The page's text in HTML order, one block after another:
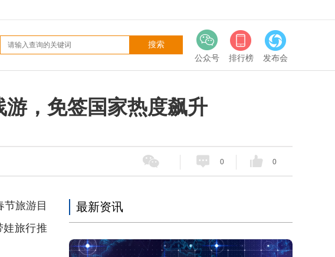
公众号 排行榜 发布会
，免签国家热度飙升
0 0
旅游目
娃旅行推
最新资讯